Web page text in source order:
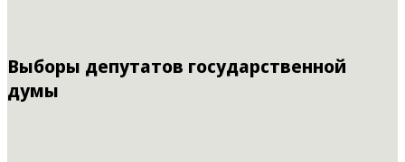
Выборы депутатов государственной
думы